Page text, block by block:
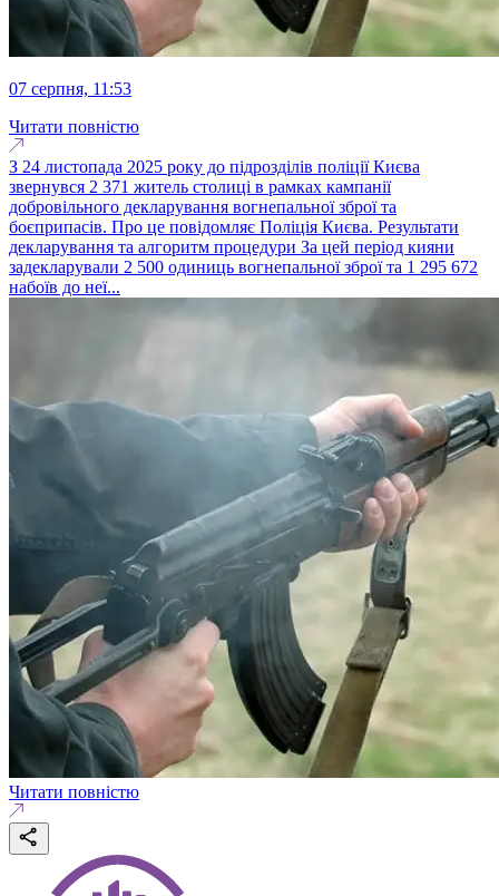
07 серпня, 11:53
Читати повністю
З 24 листопада 2025 року до підрозділів поліції Києва
звернувся 2 371 житель столиці в рамках кампанії
добровільного декларування вогнепальної зброї та
боєприпасів. Про це повідомляє Поліція Києва. Результати
декларування та алгоритм процедури За цей період кияни
задекларували 2 500 одиниць вогнепальної зброї та 1 295 672
набоїв до неї...
Читати повністю